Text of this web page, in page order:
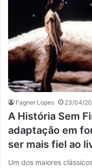
Fagner Lopes 23/04/
A História Sem
adaptação em
ser mais fiel ao
Um dos maiores